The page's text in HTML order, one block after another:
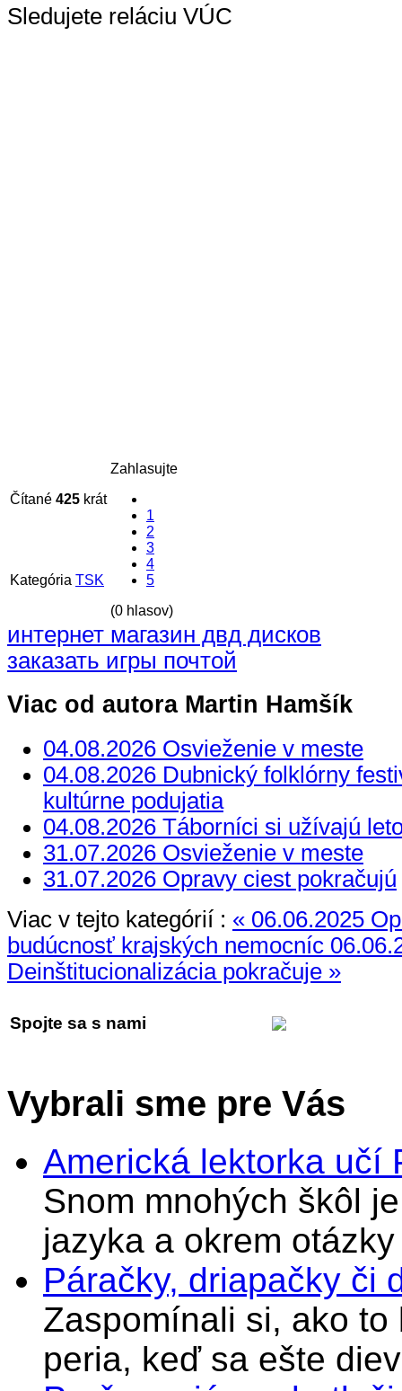
Sledujete reláciu VÚC
Čítané 425 krát
Zahlasujte
1
2
3
4
5
(0 hlasov)
Kategória TSK
интернет магазин двд дисков
заказать игры почтой
Viac od autora Martin Hamšík
04.08.2026 Osvieženie v meste
04.08.2026 Dubnický folklórny
kultúrne podujatia
04.08.2026 Táborníci si užívajú
31.07.2026 Osvieženie v meste
31.07.2026 Opravy ciest pokračujú
Viac v tejto kategórií : « 06.06.2025
budúcnosť krajských nemocníc
Deinštitucionalizácia pokračuje »
Spojte sa s nami
Vybrali sme pre Vás
Americká lektorka učí
Snom mnohých škôl
jazyka a okrem
Páračky, driapačky či
Zaspomínali si, ako
peria, keď sa ešte